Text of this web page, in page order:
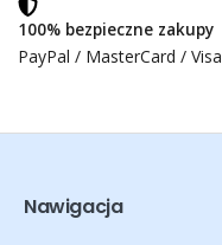
100% bezpieczne zakupy
PayPal / MasterCard / Visa
Nawigacja